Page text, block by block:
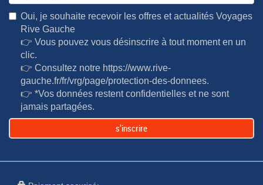
Oui, je souhaite recevoir les offres et actualités Voyages
Rive Gauche
👉 Vous pouvez vous désinscrire à tout moment en un
clic.
👉 Consultez notre https://www.rive-
gauche.fr/fr/vrg/page/protection-des-donnees.
👉 *Vos données restent confidentielles et ne sont
jamais partagées.
s’inscrire